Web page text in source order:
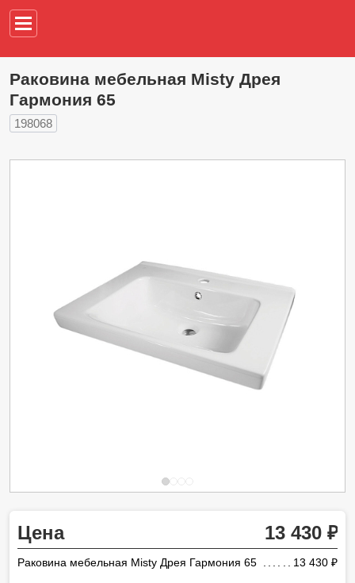
Раковина мебельная Misty Дрея
Гармония 65
198068
Цена 13 430
Раковина мебельная Misty Дрея Гармония 65 13 430